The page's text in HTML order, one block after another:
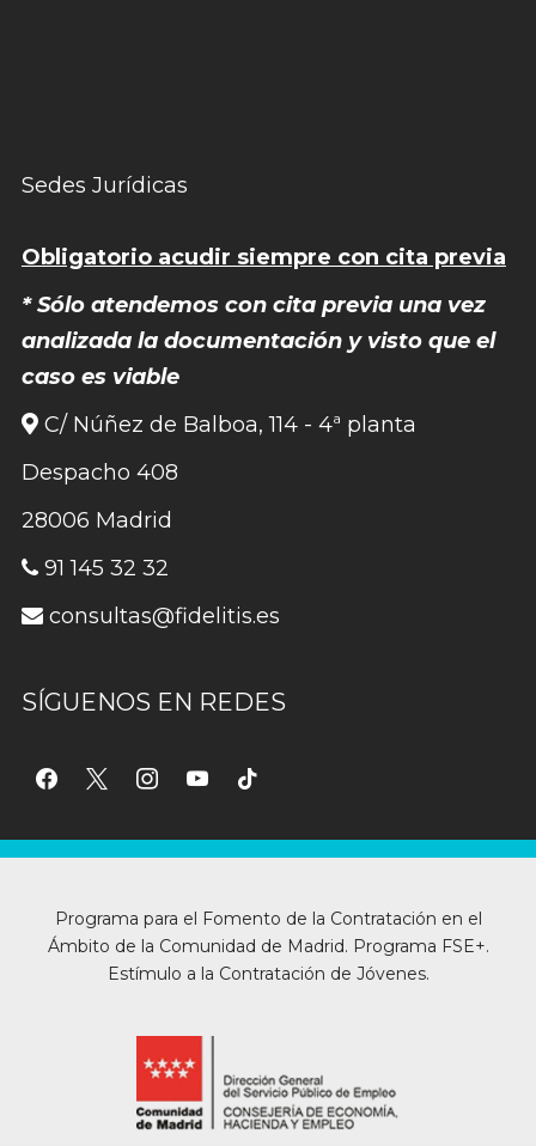
Sedes Jurídicas
Obligatorio acudir siempre con cita previa
* Sólo atendemos con cita previa una vez
analizada la documentación y visto que el
caso es viable
C/ Núñez de Balboa, 114 - 4ª planta
Despacho 408
28006 Madrid
91 145 32 32
consultas@fidelitis.es
SÍGUENOS EN REDES
facebook
x instagramyoutubetiktok
Programa para el Fomento de la Contratación en el
Ámbito de la Comunidad de Madrid. Programa FSE+.
Estímulo a la Contratación de Jóvenes.